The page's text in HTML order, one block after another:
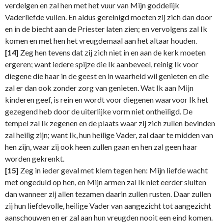
verdelgen en zal hen met het vuur van Mijn goddelijk
Vaderliefde vullen. En aldus gereinigd moeten zij zich dan door
en in de biecht aan de Priester laten zien; en vervolgens zal Ik
komen en met hen het vreugdemaal aan het altaar houden.
[14] Zeg hen tevens dat zij zich niet in en aan de kerk moeten
ergeren; want iedere spijze die Ik aanbeveel, reinig Ik voor
diegene die haar in de geest en in waarheid wil genieten en die
zal er dan ook zonder zorg van genieten. Wat Ik aan Mijn
kinderen geef, is rein en wordt voor diegenen waarvoor Ik het
gezegend heb door de uiterlijke vorm niet ontheiligd. De
tempel zal Ik zegenen en de plaats waar zij zich zullen bevinden
zal heilig zijn; want Ik, hun heilige Vader, zal daar te midden van
hen zijn, waar zij ook heen zullen gaan en hen zal geen haar
worden gekrenkt.
[15] Zeg in ieder geval met klem tegen hen: Mijn liefde wacht
met ongeduld op hen, en Mijn armen zal Ik niet eerder sluiten
dan wanneer zij allen tezamen daarin zullen rusten. Daar zullen
zij hun liefdevolle, heilige Vader van aangezicht tot aangezicht
aanschouwen en er zal aan hun vreugden nooit een eind komen.